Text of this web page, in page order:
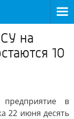
на
10
в
22 июня десять